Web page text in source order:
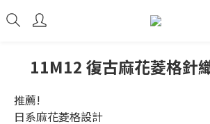
11M12 復古麻花菱格針
推薦!
日系麻花菱格設計